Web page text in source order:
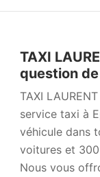
TAXI
question
TAXI
service taxi à
véhicule dans
voitures et
Nous vous